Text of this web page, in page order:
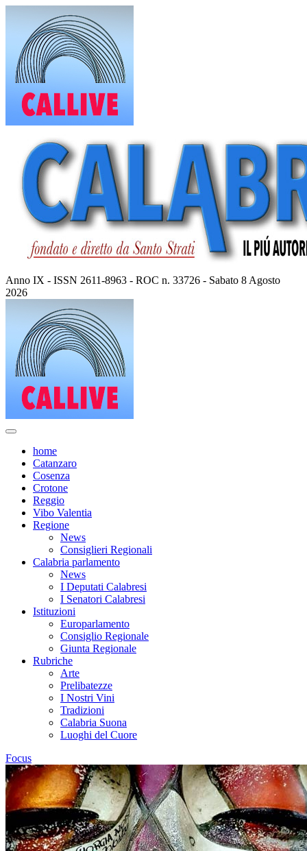
contenuto
Anno IX - ISSN 2611-8963 - ROC n. 33726 - Sabato 8 Agosto
2026
home
Catanzaro
Cosenza
Crotone
Reggio
Vibo Valentia
Regione
News
Consiglieri Regionali
Calabria parlamento
News
I Deputati Calabresi
I Senatori Calabresi
Istituzioni
Europarlamento
Consiglio Regionale
Giunta Regionale
Rubriche
Arte
Prelibatezze
I Nostri Vini
Tradizioni
Calabria Suona
Luoghi del Cuore
Focus